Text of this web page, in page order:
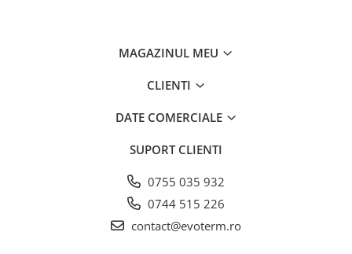
MAGAZINUL MEU
CLIENTI
DATE COMERCIALE
SUPORT CLIENTI
0755 035 932
0744 515 226
contact@evoterm.ro